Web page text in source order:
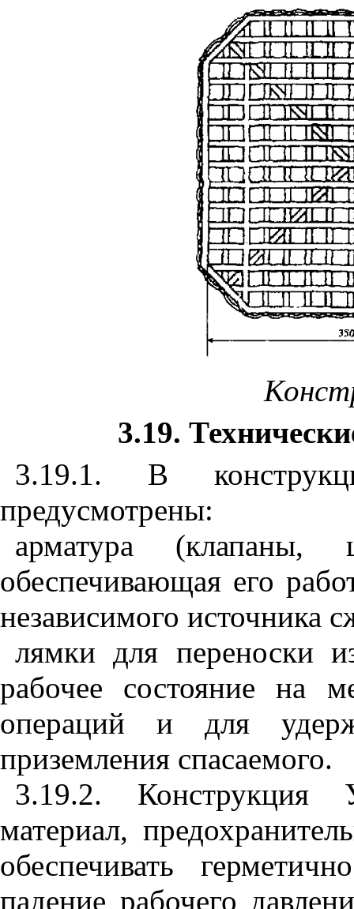
3.19.
3.19.1. В
предусмотрены:
арматура
обеспечивающая его
независимого источника
лямки для переноски
рабочее состояние на
операций и для
приземления спасаемого.
3.19.2.
материал,
обеспечивать
падение рабочего